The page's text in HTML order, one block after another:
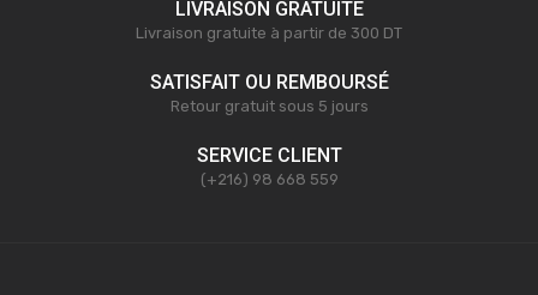
LIVRAISON GRATUITE
Livraison gratuite à partir de 300 DT
SATISFAIT OU REMBOURSÉ
Retour gratuit sous 5 jours
SERVICE CLIENT
(+216) 98 668 559